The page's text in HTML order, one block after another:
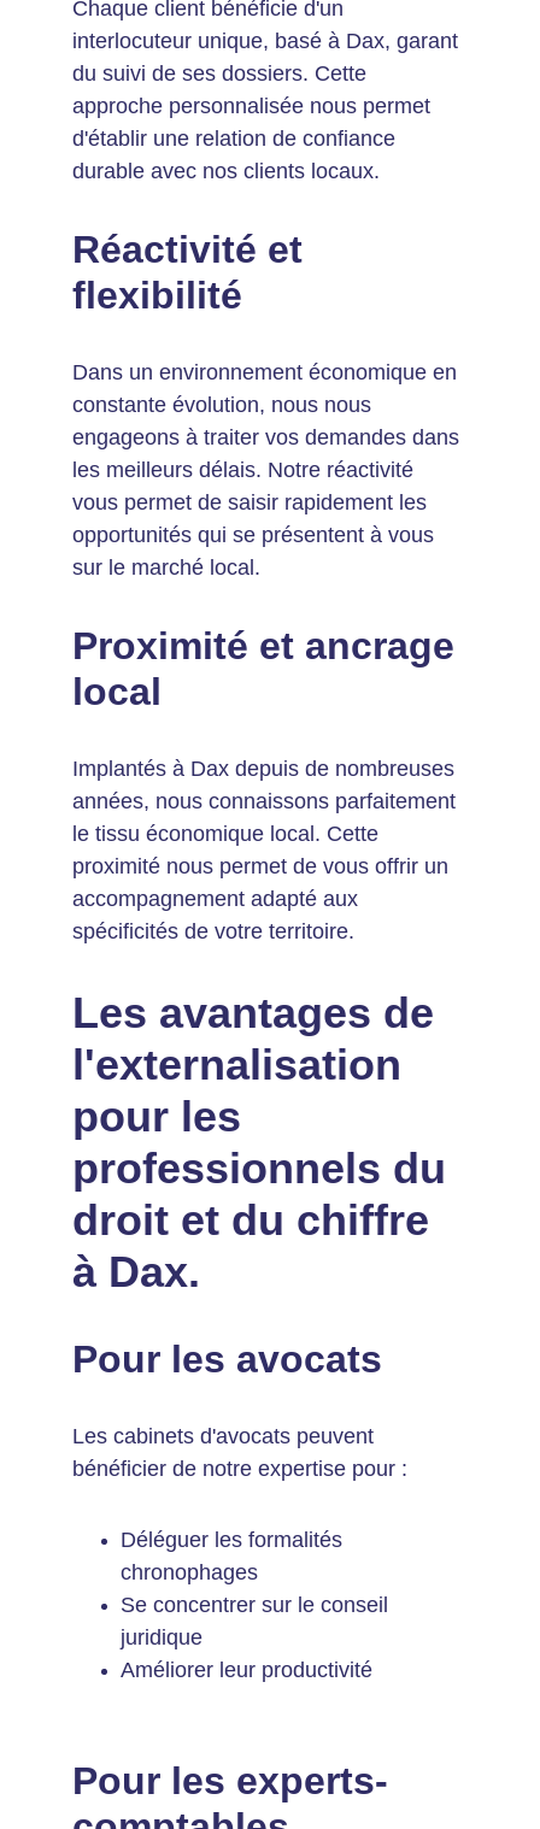
Chaque client bénéficie d'un
interlocuteur unique, basé à Dax, garant
du suivi de ses dossiers. Cette
approche personnalisée nous permet
d'établir une relation de confiance
durable avec nos clients locaux.
Réactivité et
flexibilité
Dans un environnement économique en
constante évolution, nous nous
engageons à traiter vos demandes dans
les meilleurs délais. Notre réactivité
vous permet de saisir rapidement les
opportunités qui se présentent à vous
sur le marché local.
Proximité et ancrage
local
Implantés à Dax depuis de nombreuses
années, nous connaissons parfaitement
le tissu économique local. Cette
proximité nous permet de vous offrir un
accompagnement adapté aux
spécificités de votre territoire.
Les avantages de
l'externalisation
pour les
professionnels du
droit et du chiffre
à Dax.
Pour les avocats
Les cabinets d'avocats peuvent
bénéficier de notre expertise pour :
Déléguer les formalités
chronophages
Se concentrer sur le conseil
juridique
Améliorer leur productivité
Pour les experts-